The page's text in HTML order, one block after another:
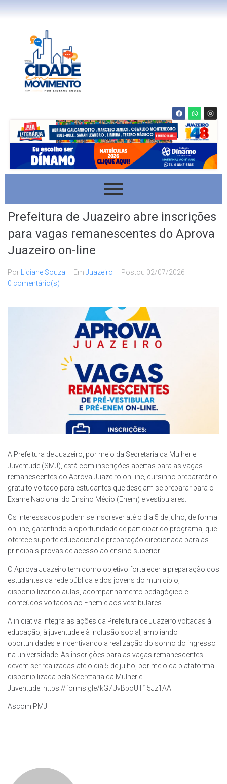
Prefeitura de Juazeiro abre inscrições
para vagas remanescentes do Aprova
Juazeiro on-line
Por Lidiane Souza Em Juazeiro Postou 02/07/2026
0 comentário(s)
A Prefeitura de Juazeiro, por meio da Secretaria da Mulher e
Juventude (SMJ), está com inscrições abertas para as vagas
remanescentes do Aprova Juazeiro on-line, cursinho preparatório
gratuito voltado para estudantes que desejam se preparar para o
Exame Nacional do Ensino Médio (Enem) e vestibulares.
Os interessados podem se inscrever até o dia 5 de julho, de forma
on-line, garantindo a oportunidade de participar do programa, que
oferece suporte educacional e preparação direcionada para as
principais provas de acesso ao ensino superior.
O Aprova Juazeiro tem como objetivo fortalecer a preparação dos
estudantes da rede pública e dos jovens do município,
disponibilizando aulas, acompanhamento pedagógico e
conteúdos voltados ao Enem e aos vestibulares.
A iniciativa integra as ações da Prefeitura de Juazeiro voltadas à
educação, à juventude e à inclusão social, ampliando
oportunidades e incentivando a realização do sonho do ingresso
na universidade. As inscrições para as vagas remanescentes
devem ser realizadas até o dia 5 de julho, por meio da plataforma
disponibilizada pela Secretaria da Mulher e
Juventude: https://forms.gle/kG7UvBpoUT15Jz1AA
Ascom PMJ